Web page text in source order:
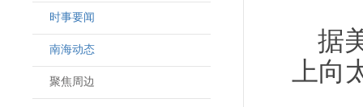
时事要闻
南海动态
聚焦周边
据
上